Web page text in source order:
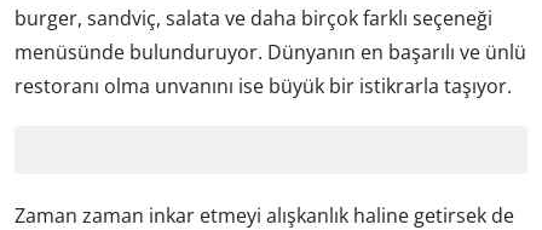
burger, sandviç, salata ve daha birçok farklı seçeneği
menüsünde bulunduruyor. Dünyanın en başarılı ve ünlü
restoranı olma unvanını ise büyük bir istikrarla taşıyor.
Zaman zaman inkar etmeyi alışkanlık haline getirsek de